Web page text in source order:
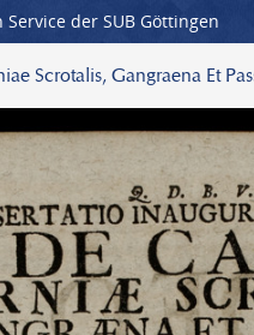
Service der SUB Göttingen
Scrotalis, Gangraena Et